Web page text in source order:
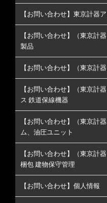
【お問い合わせ】東京計器
【お問い合わせ】（東京計
製品
【お問い合わせ】（東京計
【お問い合わせ】（東京計
ス 鉄道保線機器
【お問い合わせ】（東京計
ム、油圧ユニット
【お問い合わせ】（東京計
梱包 建物保守管理
【お問い合わせ】個人情報